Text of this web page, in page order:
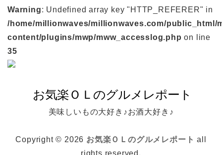
Warning: Undefined array key "HTTP_REFERER" in
/home/millionwaves/millionwaves.com/public_html/
content/plugins/mwp/mww_accesslog.php on line
35
美味しいもの大好き♪お酒大好き♪
Copyright © 2026 お気楽ＯＬのグルメレポート all
rights reserved.